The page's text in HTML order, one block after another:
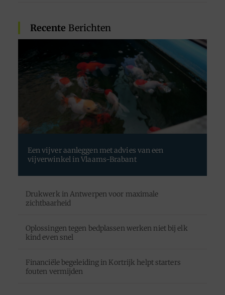
Recente Berichten
Een vijver aanleggen met advies van een
vijverwinkel in Vlaams-Brabant
Drukwerk in Antwerpen voor maximale
zichtbaarheid
Oplossingen tegen bedplassen werken niet bij elk
kind even snel
Financiële begeleiding in Kortrijk helpt starters
fouten vermijden